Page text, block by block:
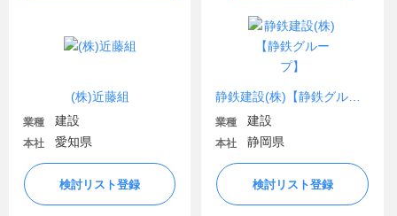
(株)近藤組
業種 建設
本社 愛知県
検討リスト登録
業種 建設
本社 静岡県
検討リスト登録